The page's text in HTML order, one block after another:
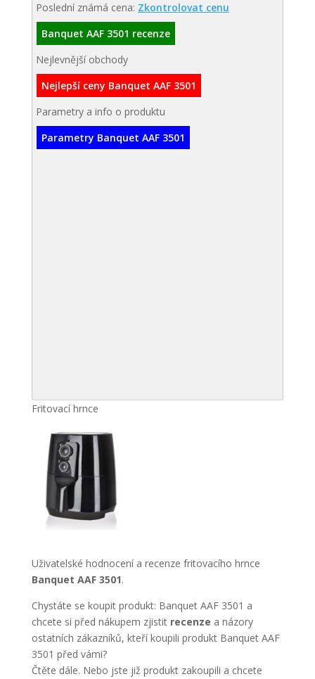
Poslední známá cena: Zkontrolovat cenu
Banquet AAF 3501 recenze
Nejlevnější obchody
Nejlepší ceny Banquet AAF 3501
Parametry a info o produktu
Parametry Banquet AAF 3501
Fritovací hrnce
Uživatelské hodnocení a recenze fritovacího hrnce
Banquet AAF 3501.
Chystáte se koupit produkt: Banquet AAF 3501 a
chcete si před nákupem zjistit recenze a názory
ostatních zákazníků, kteří koupili produkt Banquet AAF
3501 před vámi?
Čtěte dále. Nebo jste již produkt zakoupili a chcete